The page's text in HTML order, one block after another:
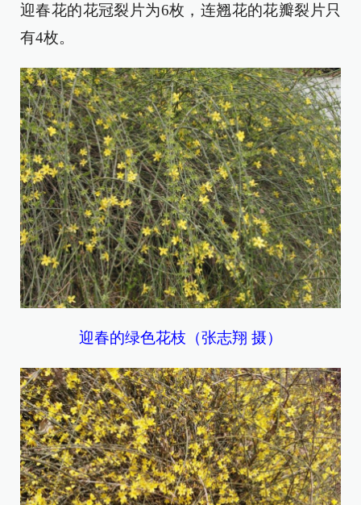
迎春花的花冠裂片为6枚，连翘花的花瓣裂片只
有4枚。
迎春的绿色花枝（张志翔 摄）